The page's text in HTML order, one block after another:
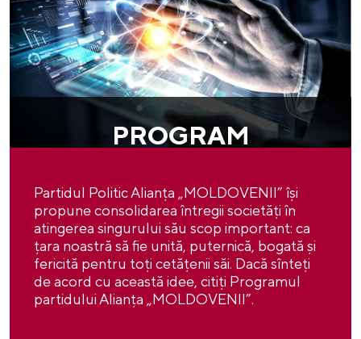
PROGRAM
Partidul Politic Alianța „MOLDOVENII” își
propune consolidarea întregii societăți în
atingerea singurului său scop important: ca
țara noastră să fie unită, puternică, bogată și
fericită pentru toți cetățenii săi. Dacă sînteți
de acord cu această idee, citiți Programul
partidului Alianța „MOLDOVENII”.